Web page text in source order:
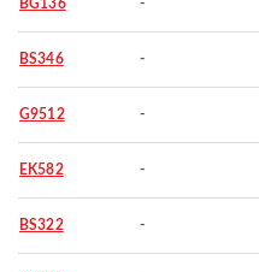
BG136 -
BS346 -
G9512 -
EK582 -
BS322 -